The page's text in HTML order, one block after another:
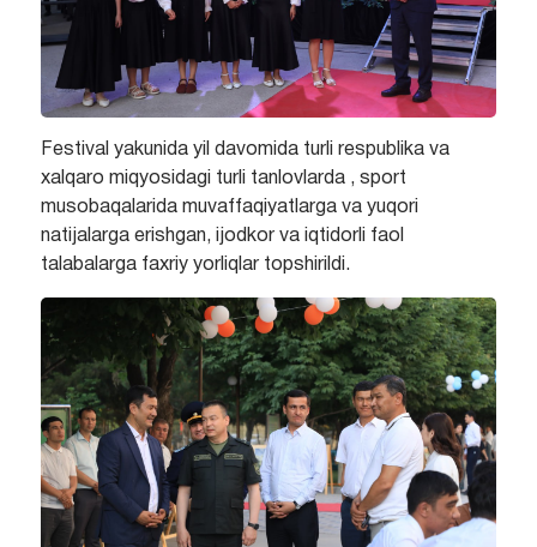
Festival yakunida yil davomida turli respublika va
xalqaro miqyosidagi turli tanlovlarda , sport
musobaqalarida muvaffaqiyatlarga va yuqori
natijalarga erishgan, ijodkor va iqtidorli faol
talabalarga faxriy yorliqlar topshirildi.